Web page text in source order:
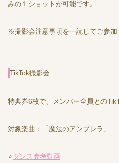
みの１ショットが可能です。
※撮影会注意事項を一読してご参加
TikTok撮影会
特典券6枚で、メンバー全員との
対象楽曲：「魔法のアンブレラ」
⭐️ダンス参考動画